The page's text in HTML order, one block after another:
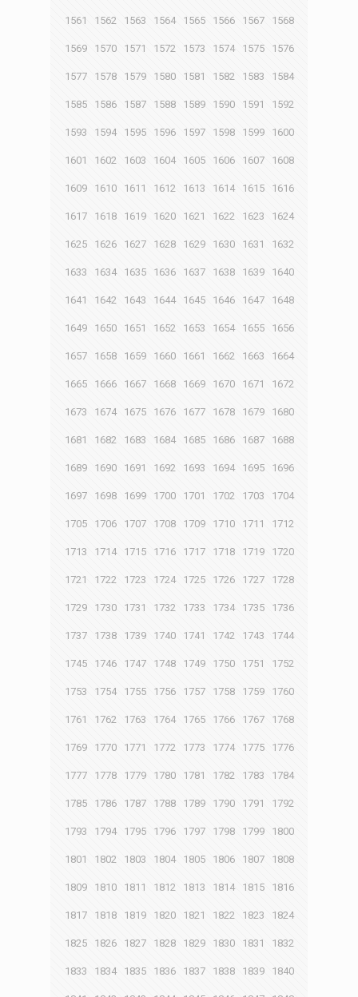
1561 1562 1563 1564 1565 1566 1567 1568
1569 1570 1571 1572 1573 1574 1575 1576
1577 1578 1579 1580 1581 1582 1583 1584
1585 1586 1587 1588 1589 1590 1591 1592
1593 1594 1595 1596 1597 1598 1599 1600
1601 1602 1603 1604 1605 1606 1607 1608
1609 1610 1611 1612 1613 1614 1615 1616
1617 1618 1619 1620 1621 1622 1623 1624
1625 1626 1627 1628 1629 1630 1631 1632
1633 1634 1635 1636 1637 1638 1639 1640
1641 1642 1643 1644 1645 1646 1647 1648
1649 1650 1651 1652 1653 1654 1655 1656
1657 1658 1659 1660 1661 1662 1663 1664
1665 1666 1667 1668 1669 1670 1671 1672
1673 1674 1675 1676 1677 1678 1679 1680
1681 1682 1683 1684 1685 1686 1687 1688
1689 1690 1691 1692 1693 1694 1695 1696
1697 1698 1699 1700 1701 1702 1703 1704
1705 1706 1707 1708 1709 1710 1711 1712
1713 1714 1715 1716 1717 1718 1719 1720
1721 1722 1723 1724 1725 1726 1727 1728
1729 1730 1731 1732 1733 1734 1735 1736
1737 1738 1739 1740 1741 1742 1743 1744
1745 1746 1747 1748 1749 1750 1751 1752
1753 1754 1755 1756 1757 1758 1759 1760
1761 1762 1763 1764 1765 1766 1767 1768
1769 1770 1771 1772 1773 1774 1775 1776
1777 1778 1779 1780 1781 1782 1783 1784
1785 1786 1787 1788 1789 1790 1791 1792
1793 1794 1795 1796 1797 1798 1799 1800
1801 1802 1803 1804 1805 1806 1807 1808
1809 1810 1811 1812 1813 1814 1815 1816
1817 1818 1819 1820 1821 1822 1823 1824
1825 1826 1827 1828 1829 1830 1831 1832
1833 1834 1835 1836 1837 1838 1839 1840